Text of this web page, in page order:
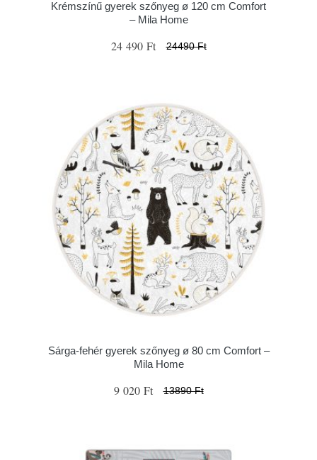
Krémszínű gyerek szőnyeg ø 120 cm Comfort
– Mila Home
24 490 Ft 24490 Ft
Sárga-fehér gyerek szőnyeg ø 80 cm Comfort –
Mila Home
9 020 Ft 13890 Ft